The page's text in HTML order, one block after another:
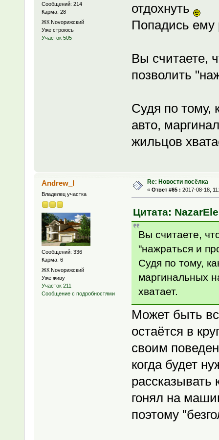
Сообщений: 214
Карма: 28
ЖК Novoрижский
Уже строюсь
Участок 505
отдохнуть
Попадись ему
Вы считаете,
позволить
Судя по тому,
авто,
жильцов
Andrew_I
Владелец участка
Сообщений: 336
Карма: 6
ЖК Novoрижский
Уже живу
Участок 211
Сообщение с подробностями
Re: Новости посёлка
« Ответ #65 : 2017-08-18,
Цитата:
Вы считаете,
"нажраться и
Судя по тому,
маргинальных
хватает.
Может быть
остаётся в
своим
когда будет
рассказывать
гонял на
поэтому